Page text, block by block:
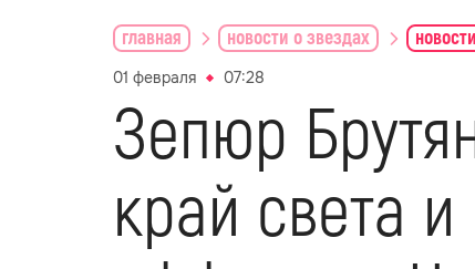
главная новости о звездах новости
01 февраля 07:28
Зепюр
край света